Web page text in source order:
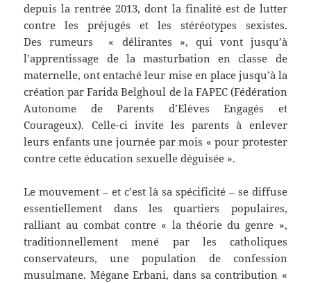
depuis la rentrée 2013, dont la finalité est de lutter
contre les préjugés et les stéréotypes sexistes.
Des rumeurs « délirantes », qui vont jusqu’à
l’apprentissage de la masturbation en classe de
maternelle, ont entaché leur mise en place jusqu’à la
création par Farida Belghoul de la FAPEC (Fédération
Autonome de Parents d’Elèves Engagés et
Courageux). Celle-ci invite les parents à enlever
leurs enfants une journée par mois « pour protester
contre cette éducation sexuelle déguisée ».
Le mouvement – et c’est là sa spécificité – se diffuse
essentiellement dans les quartiers populaires,
ralliant au combat contre « la théorie du genre »,
traditionnellement mené par les catholiques
conservateurs, une population de confession
musulmane. Mégane Erbani, dans sa contribution «